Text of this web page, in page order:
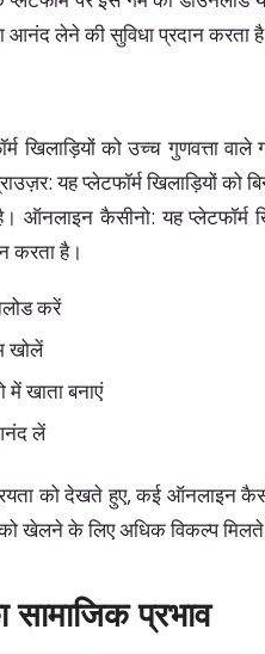
लेने की सुविधा प्रदान करता
खिलाड़ियों को उच्च गुणवत्ता
यह प्लेटफॉर्म खिलाड़ियों
ऑनलाइन कैसीनो: यह
करता है।
करें
खोलें
खाता बनाएं
लें
को देखते हुए, कई ऑनलाइन
खेलने के लिए अधिक विकल्प
सामाजिक प्रभाव